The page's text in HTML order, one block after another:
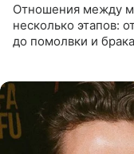
Отношения между
несколько этапов:
до помолвки и